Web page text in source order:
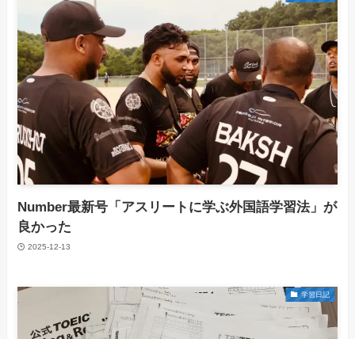
Number最新号「アスリートに学ぶ外国語学習法」が
良かった
2025-12-13
学習日記